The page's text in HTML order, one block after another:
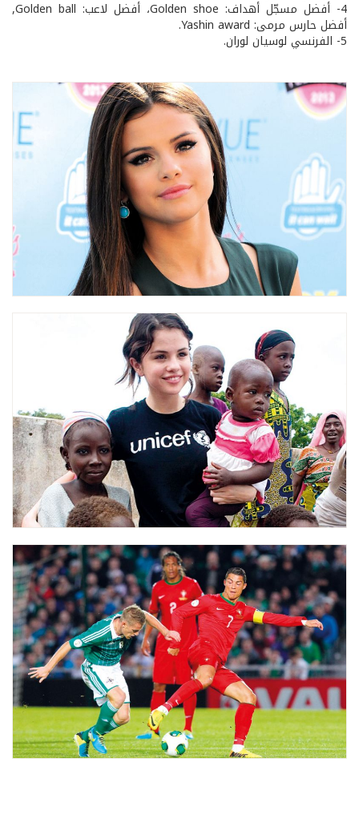
4- أفضل مسجّل أهداف: Golden shoe، أفضل لاعب: Golden ball,
أفضل حارس مرمى: Yashin award.
5- الفرنسي لوسيان لوران.